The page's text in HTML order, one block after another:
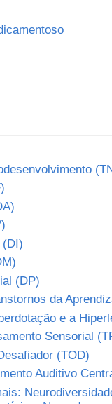
(DI)
(DP)
da
e a
Sensorial
(TOD)
Auditivo